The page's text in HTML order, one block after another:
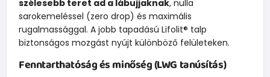
szélesebb teret ad a lábujjaknak, nulla
sarokemeléssel (zero drop) és maximális
rugalmassággal. A jobb tapadású Lifolit® talp
biztonságos mozgást nyújt különböző felületeken.
Fenntarthatóság és minőség (LWG tanúsítás)